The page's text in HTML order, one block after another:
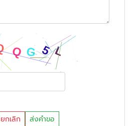
ยกเลิก ส่งคำขอ